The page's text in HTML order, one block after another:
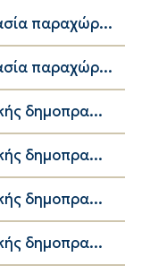
παραχώρ...
παραχώρ...
δημοπρα...
δημοπρα...
δημοπρα...
δημοπρα...